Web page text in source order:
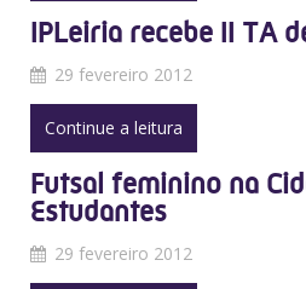
IPLeiria recebe II TA
29 fevereiro 2012
Continue a leitura
Futsal feminino na
Estudantes
29 fevereiro 2012